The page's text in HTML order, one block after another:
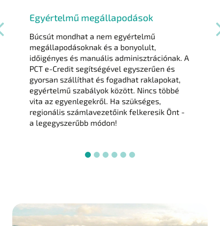
Értékalapú ár
Soha többé ne vitatkozzon egy használt
raklap értékéről. A PCT az EUWID-indexhez
viszonyítva állapítja meg minden raklap
értékét annak állapota és minősége
Így biztos lehet benne, hogy a begyűjtés és
szállítás a legkedvezőbb áron történik.